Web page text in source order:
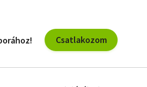
Csatlakozom